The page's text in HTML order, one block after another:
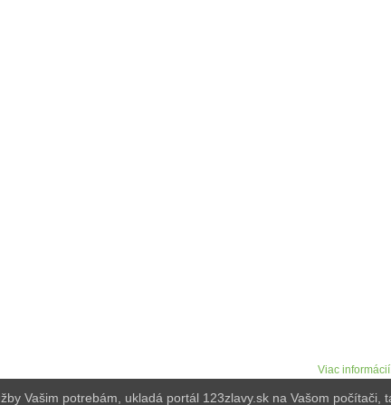
Viac
Vašim potrebám, ukladá portál 123zlavy.sk na Vašom